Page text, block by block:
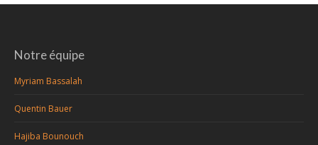
Notre équipe
Myriam Bassalah
Quentin Bauer
Hajiba Bounouch